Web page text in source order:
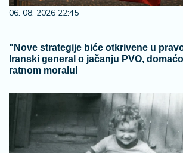
06. 08. 2026 22:45
"Nove strategije biće otkrivene u
Iranski general o jačanju PVO,
ratnom moralu!